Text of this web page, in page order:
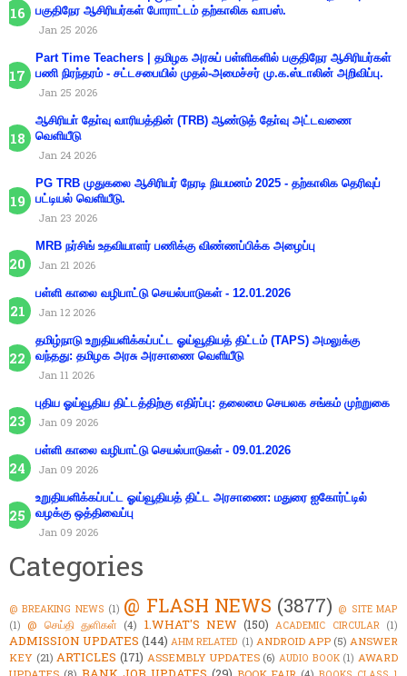
பகுதிநேர ஆசிரியர்கள் போராட்டம் தற்காலிக வாபஸ்.
Jan 25 2026
Part Time Teachers | தமிழக அரசுப் பள்ளிகளில் பகுதிநேர ஆசிரியர்கள்
பணி நிரந்தரம் - சட்டசபையில் முதல்-அமைச்சர் மு.க.ஸ்டாலின் அறிவிப்பு.
Jan 25 2026
ஆசிரியா் தோ்வு வாரியத்தின் (TRB) ஆண்டுத் தோ்வு அட்டவணை
வெளியீடு
Jan 24 2026
PG TRB முதுகலை ஆசிரியர் நேரடி நியமனம் 2025 - தற்காலிக தெரிவுப்
பட்டியல் வெளியீடு.
Jan 23 2026
MRB நர்சிங் உதவியாளர் பணிக்கு விண்ணப்பிக்க அழைப்பு
Jan 21 2026
பள்ளி காலை வழிபாட்டு செயல்பாடுகள் - 12.01.2026
Jan 12 2026
தமிழ்நாடு உறுதியளிக்கப்பட்ட ஓய்வூதியத் திட்டம் (TAPS) அமலுக்கு
வந்தது: தமிழக அரசு அரசாணை வெளியீடு
Jan 11 2026
புதிய ஓய்வூதிய திட்டத்திற்கு எதிர்ப்பு: தலைமை செயலக சங்கம் முற்றுகை
Jan 09 2026
பள்ளி காலை வழிபாட்டு செயல்பாடுகள் - 09.01.2026
Jan 09 2026
உறுதியளிக்கப்பட்ட ஓய்வூதியத் திட்ட அரசாணை: மதுரை ஐகோர்ட்டில்
வழக்கு ஒத்திவைப்பு
Jan 09 2026
Categories
@ BREAKING NEWS (1) @ FLASH NEWS (3877) @ SITE MAP
(1) @ செய்தி துளிகள் (4) 1.WHAT'S NEW (150) ACADEMIC CIRCULAR (1)
ADMISSION UPDATES (144) AHM RELATED (1) ANDROID APP (5) ANSWER
KEY (21) ARTICLES (171) ASSEMBLY UPDATES (6) AUDIO BOOK (1) AWARD